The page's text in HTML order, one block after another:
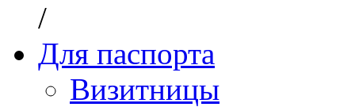
/
Для паспорта
Визитницы